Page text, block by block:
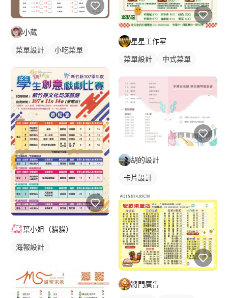
小葳
菜單設計
小吃菜單
單張菜單
葉小姐（貓貓）
海報設計
星星工作室
菜單設計
中式菜單
胡的設計
卡片設計
將門廣告